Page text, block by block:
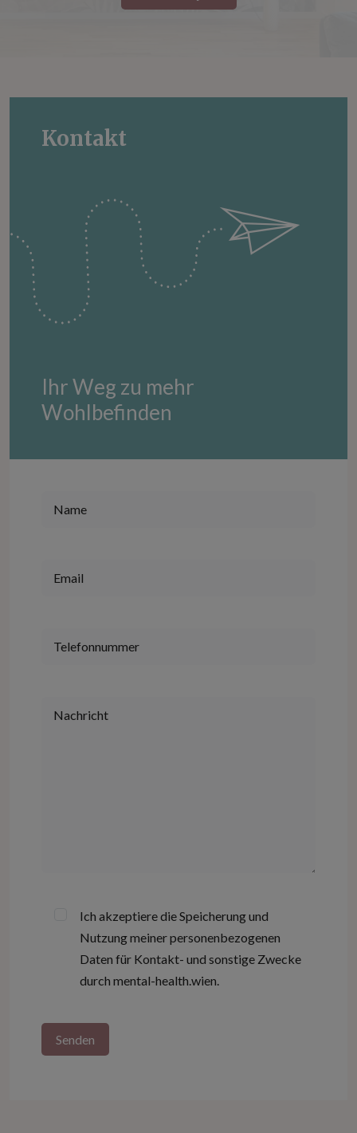
Kontakt
Ihr Weg zu mehr
Wohlbefinden
Ich akzeptiere die Speicherung und
Nutzung meiner personenbezogenen
Daten für Kontakt- und sonstige Zwecke
durch mental-health.wien.